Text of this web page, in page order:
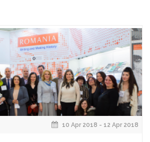
10 Apr 2018 - 12 Apr 2018